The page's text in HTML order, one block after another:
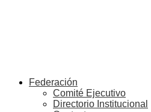
Federación
Comité Ejecutivo
Directorio Institucional